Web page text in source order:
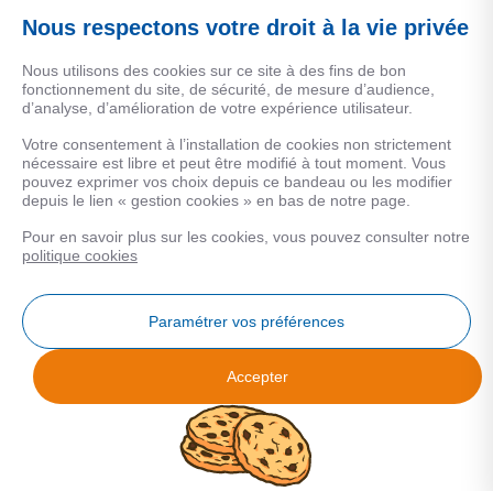
MENTIONS LEGALES
Données personnelles
COOKIES
Analyse des performances
© 2026 Facilogi - Solutions en stratégie et intelligence immobilière
Nous respectons votre droit à la vie privée
Nous utilisons des cookies sur ce site à des fins de bon
fonctionnement du site, de sécurité, de mesure d’audience,
d’analyse, d’amélioration de votre expérience utilisateur.
Votre consentement à l’installation de cookies non strictement
nécessaire est libre et peut être modifié à tout moment. Vous
pouvez exprimer vos choix depuis ce bandeau ou les modifier
depuis le lien « gestion cookies » en bas de notre page.
Pour en savoir plus sur les cookies, vous pouvez consulter notre
politique cookies
Paramétrer vos préférences
Accepter